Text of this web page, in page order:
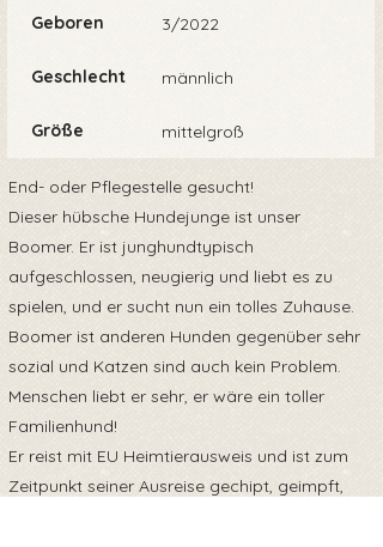
Geboren 3/2022
Geschlecht männlich
Größe mittelgroß
End- oder Pflegestelle gesucht!
Dieser hübsche Hundejunge ist unser
Boomer. Er ist junghundtypisch
aufgeschlossen, neugierig und liebt es zu
spielen, und er sucht nun ein tolles Zuhause.
Boomer ist anderen Hunden gegenüber sehr
sozial und Katzen sind auch kein Problem.
Menschen liebt er sehr, er wäre ein toller
Familienhund!
Er reist mit EU Heimtierausweis und ist zum
Zeitpunkt seiner Ausreise gechipt, geimpft,